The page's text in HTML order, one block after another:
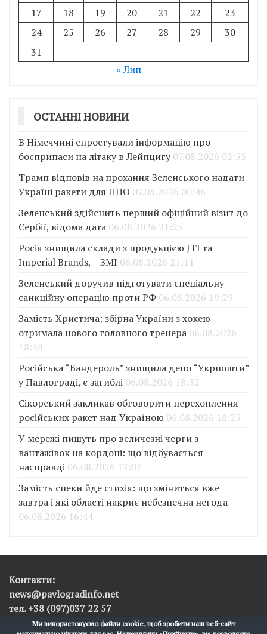
17
18 19 20 21 22
23
24
25 26 27 28 29
30
31
« Лип
ОСТАННІ НОВИНИ
В Німеччині спростували інформацію про
боєприпаси на літаку в Лейпцигу 07.08.2026 02:55
Трамп відповів на прохання Зеленського надати
Україні ракети для ППО 07.08.2026 00:46
Зеленський здійснить перший офіційний візит до
Сербії, відома дата 06.08.2026 21:25
Росія знищила склади з продукцією JTI та
Imperial Brands, – ЗМІ 06.08.2026 21:11
Зеленський доручив підготувати спеціальну
санкційну операцію проти РФ 06.08.2026 19:29
Замість Христича: збірна України з хокею
отримала нового головного тренера 06.08.2026
18:38
Російська “Бандероль” знищила депо “Укрпошти”
у Павлограді, є загиблі 06.08.2026 18:32
Сікорський закликав обговорити перехоплення
російських ракет над Україною 06.08.2026 18:25
У мережі пишуть про величезні черги з
вантажівок на кордоні: що відбувається
насправді 06.08.2026 17:07
Замість спеки йде стихія: що зміниться вже
завтра і які області накриє небезпечна негода
06.08.2026 16:44
Контакти:
news@pavlogradinfo.net
тел. +38 (097)037 22 57
Ми використовуємо файли cookie, щоб зробити наш веб-сайт